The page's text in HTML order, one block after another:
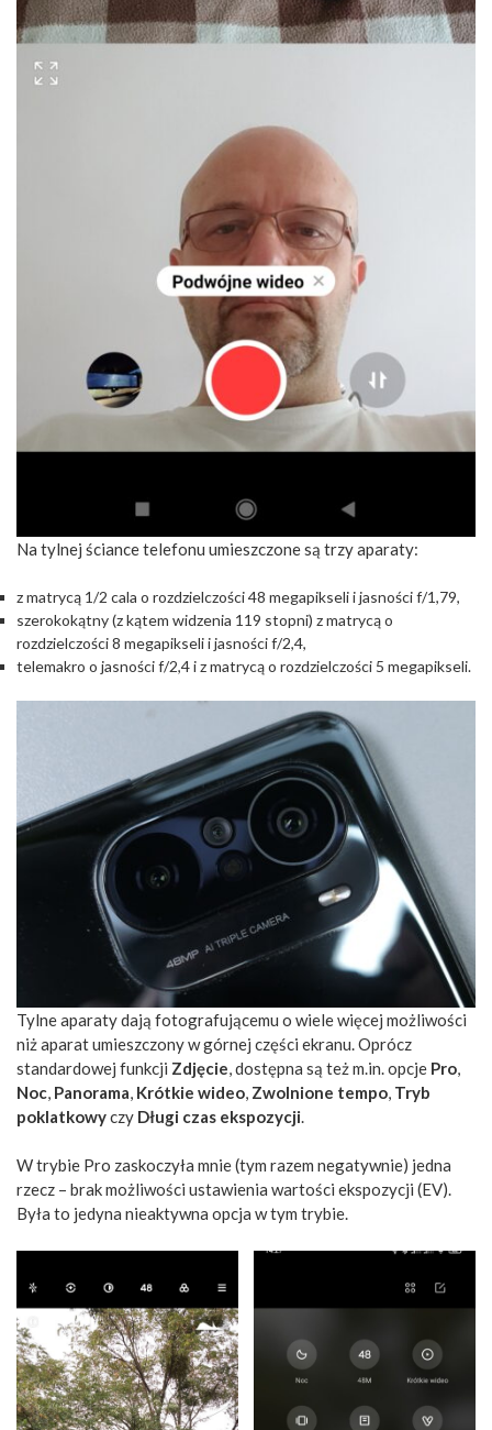
Na tylnej ściance telefonu umieszczone są trzy aparaty:
z matrycą 1/2 cala o rozdzielczości 48 megapikseli i jasności f/1,79,
szerokokątny (z kątem widzenia 119 stopni) z matrycą o
rozdzielczości 8 megapikseli i jasności f/2,4,
telemakro o jasności f/2,4 i z matrycą o rozdzielczości 5 megapikseli.
Tylne aparaty dają fotografującemu o wiele więcej możliwości
niż aparat umieszczony w górnej części ekranu. Oprócz
standardowej funkcji Zdjęcie, dostępna są też m.in. opcje Pro,
Noc, Panorama, Krótkie wideo, Zwolnione tempo, Tryb
poklatkowyczy Długi czas ekspozycji.
W trybie Pro zaskoczyła mnie (tym razem negatywnie) jedna
rzecz – brak możliwości ustawienia wartości ekspozycji (EV).
Była to jedyna nieaktywna opcja w tym trybie.